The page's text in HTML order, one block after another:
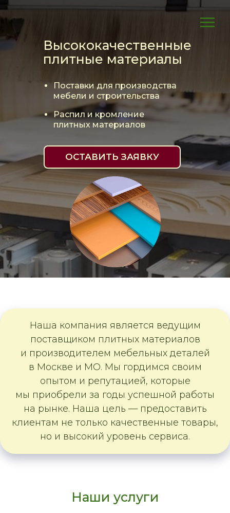
Высококачественные
плитные материалы
Распил и кромление
плитных материалов
Поставки для производства
мебели и строительства
ОСТАВИТЬ ЗАЯВКУ
ОСТАВИТЬ
Наша компания является ведущим
поставщиком плитных материалов
и производителем мебельных деталей
в Москве и МО. Мы гордимся своим
опытом и репутацией, которые
мы приобрели за годы успешной работы
на рынке. Наша цель — предоставить
клиентам не только качественные товары,
но и высокий уровень сервиса.
Наши услуги